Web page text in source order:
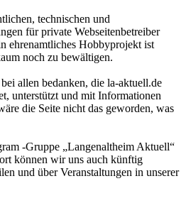
technischen und
für private Webseitenbetreiber
ehrenamtliches Hobbyprojekt ist
noch zu bewältigen.
allen bedanken, die la-aktuell.de
unterstützt und mit Informationen
die Seite nicht das geworden, was
-Gruppe „Langenaltheim Aktuell“
können wir uns auch künftig
und über Veranstaltungen in unserer